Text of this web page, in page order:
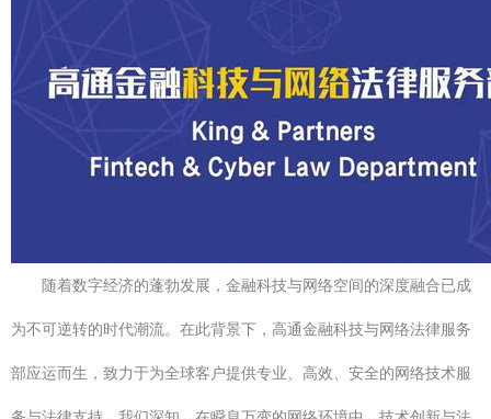
随着数字经济的蓬勃发展，金融科技与网络空间的深度融合已成
为不可逆转的时代潮流。在此背景下，高通金融科技与网络法律服务
部应运而生，致力于为全球客户提供专业、高效、安全的网络技术服